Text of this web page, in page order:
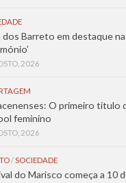
dos Barreto em destaque
2026
O primeiro título
feminino
2026
/SOCIEDADE
do Marisco começa a 10